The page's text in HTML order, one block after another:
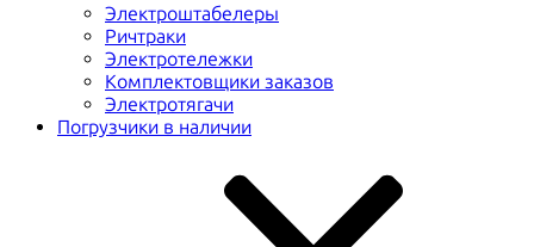
Электроштабелеры
Ричтраки
Электротележки
Комплектовщики заказов
Электротягачи
Погрузчики в наличии